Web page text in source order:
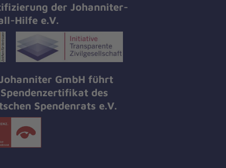
der Johanniter-
Hilfe e.V.
GmbH führt
des
Spendenrats e.V.